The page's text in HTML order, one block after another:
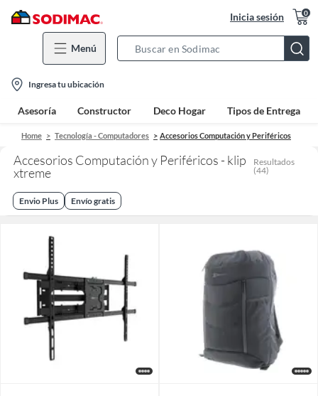
Inicia sesión 0
Menú
Bar
location-
icon
Ingresa tu ubicación
Asesoría Constructor Deco Hogar Tipos de Entrega
Home Tecnología - Computadores Accesorios Computación y Periféricos
Accesorios Computación y Periféricos - klip
xtreme
Resultados
(44)
Envio Plus Envío gratis